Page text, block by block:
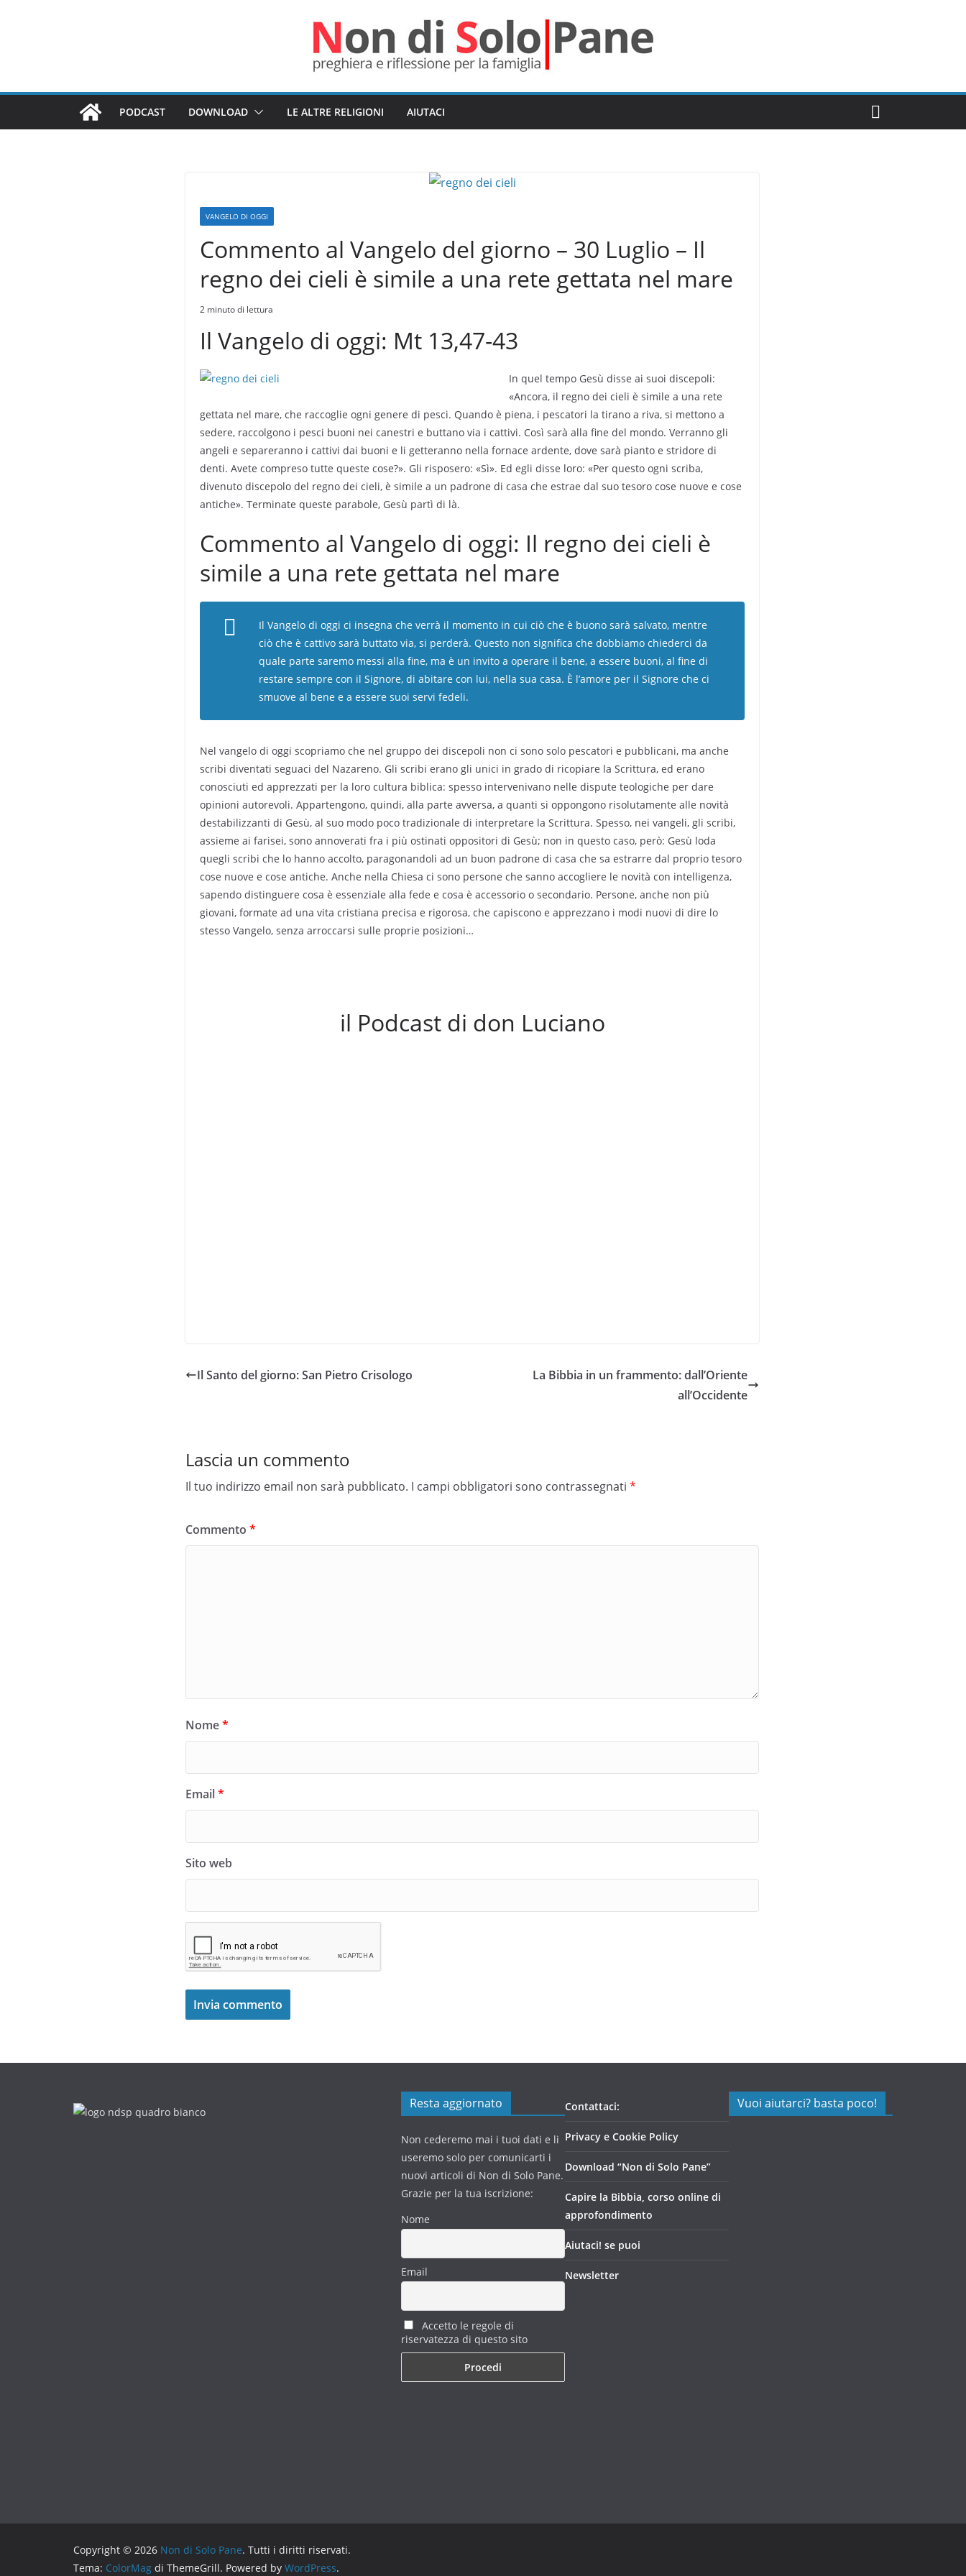
PODCAST DOWNLOAD LE ALTRE RELIGIONI AIUTACI
VANGELO DI OGGI
Commento al Vangelo del giorno – 30 Luglio – Il
regno dei cieli è simile a una rete gettata nel mare
2 minuto di lettura
Il Vangelo di oggi: Mt 13,47-43
In quel tempo Gesù disse ai suoi discepoli:
«Ancora, il regno dei cieli è simile a una rete
gettata nel mare, che raccoglie ogni genere di pesci. Quando è piena, i pescatori la tirano a riva, si mettono a
sedere, raccolgono i pesci buoni nei canestri e buttano via i cattivi. Così sarà alla fine del mondo. Verranno gli
angeli e separeranno i cattivi dai buoni e li getteranno nella fornace ardente, dove sarà pianto e stridore di
denti. Avete compreso tutte queste cose?». Gli risposero: «Sì». Ed egli disse loro: «Per questo ogni scriba,
divenuto discepolo del regno dei cieli, è simile a un padrone di casa che estrae dal suo tesoro cose nuove e cose
antiche». Terminate queste parabole, Gesù partì di là.
Commento al Vangelo di oggi: Il regno dei cieli è
simile a una rete gettata nel mare
Il Vangelo di oggi ci insegna che verrà il momento in cui ciò che è buono sarà salvato, mentre
ciò che è cattivo sarà buttato via, si perderà. Questo non significa che dobbiamo chiederci da
quale parte saremo messi alla fine, ma è un invito a operare il bene, a essere buoni, al fine di
restare sempre con il Signore, di abitare con lui, nella sua casa. È l’amore per il Signore che ci
smuove al bene e a essere suoi servi fedeli.
Nel vangelo di oggi scopriamo che nel gruppo dei discepoli non ci sono solo pescatori e pubblicani, ma anche
scribi diventati seguaci del Nazareno. Gli scribi erano gli unici in grado di ricopiare la Scrittura, ed erano
conosciuti ed apprezzati per la loro cultura biblica: spesso intervenivano nelle dispute teologiche per dare
opinioni autorevoli. Appartengono, quindi, alla parte avversa, a quanti si oppongono risolutamente alle novità
destabilizzanti di Gesù, al suo modo poco tradizionale di interpretare la Scrittura. Spesso, nei vangeli, gli scribi,
assieme ai farisei, sono annoverati fra i più ostinati oppositori di Gesù; non in questo caso, però: Gesù loda
quegli scribi che lo hanno accolto, paragonandoli ad un buon padrone di casa che sa estrarre dal proprio tesoro
cose nuove e cose antiche. Anche nella Chiesa ci sono persone che sanno accogliere le novità con intelligenza,
sapendo distinguere cosa è essenziale alla fede e cosa è accessorio o secondario. Persone, anche non più
giovani, formate ad una vita cristiana precisa e rigorosa, che capiscono e apprezzano i modi nuovi di dire lo
stesso Vangelo, senza arroccarsi sulle proprie posizioni…
il Podcast di don Luciano
Il Santo del giorno: San Pietro Crisologo
La Bibbia in un frammento: dall’Oriente
all’Occidente
Lascia un commento
Il tuo indirizzo email non sarà pubblicato. I campi obbligatori sono contrassegnati *
Commento *
Nome*
Email*
Sito web
Resta aggiornato
Non cederemo mai i tuoi dati e li
useremo solo per comunicarti i
nuovi articoli di Non di Solo Pane.
Grazie per la tua iscrizione:
Nome
Email
Accetto le regole di
riservatezza di questo sito
Contattaci:
Privacy e Cookie Policy
Download “Non di Solo Pane”
Capire la Bibbia, corso online di
approfondimento
Aiutaci! se puoi
Newsletter
Vuoi aiutarci? basta poco!
Copyright © 2026 Non di Solo Pane. Tutti i diritti riservati.
Tema: ColorMag di ThemeGrill. Powered by WordPress.